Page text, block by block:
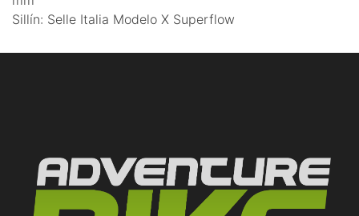
Sillín: Selle Italia Modelo X Superflow